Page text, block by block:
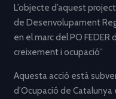
L’objecte d’aquest
de Desenvolupament
en el marc del PO
creixement i ocupació”
Aquesta acció està
d’Ocupació de